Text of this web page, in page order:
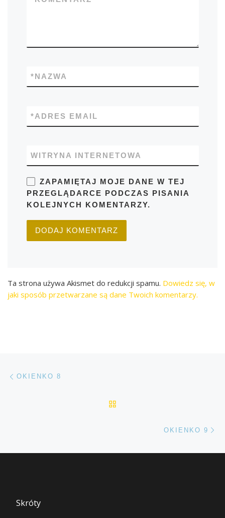
NAZWA
*
ADRES EMAIL
*
WITRYNA INTERNETOWA
ZAPAMIĘTAJ MOJE DANE W TEJ
PRZEGLĄDARCE PODCZAS PISANIA
KOLEJNYCH KOMENTARZY.
Ta strona używa Akismet do redukcji spamu. Dowiedz się, w
jaki sposób przetwarzane są dane Twoich komentarzy.
Przeglądanie Wpisów
OKIENKO 8
OKIENKO 9
Skróty